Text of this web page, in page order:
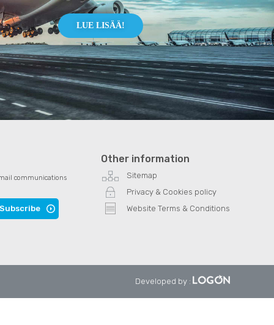
LUE LISÄÄ!
communications
Subscribe
Other information
Sitemap
Privacy & Cookies policy
Website Terms & Conditions
Developed by :